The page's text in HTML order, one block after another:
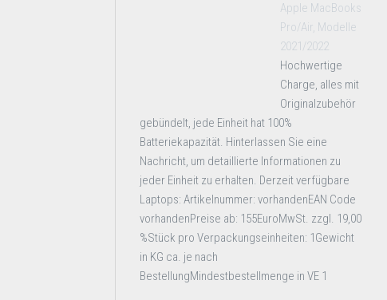
Apple MacBooks
Pro/Air, Modelle
2021/2022
Hochwertige
Charge, alles mit
Originalzubehör
gebündelt, jede Einheit hat 100%
Batteriekapazität. Hinterlassen Sie eine
Nachricht, um detaillierte Informationen zu
jeder Einheit zu erhalten. Derzeit verfügbare
Laptops: Artikelnummer: vorhandenEAN Code
vorhandenPreise ab: 155EuroMwSt. zzgl. 19,00
%Stück pro Verpackungseinheiten: 1Gewicht
in KG ca. je nach
BestellungMindestbestellmenge in VE 1